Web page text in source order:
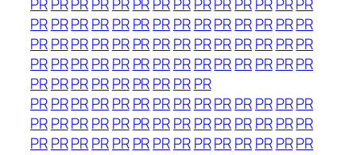
PRPRPRPRPR PRPRPRPRPRPRPR PRPR
PRPRPRPRPR PRPRPRPRPRPRPR PRPR
PRPRPRPRPR PRPRPRPRPRPRPR PRPR
PRPRPRPRPR PRPRPRPR
PRPRPRPRPR PRPRPRPRPRPRPR PRPR
PRPRPRPRPR PRPRPRPRPRPRPR PRPR
PRPRPRPRPR PRPRPRPRPRPRPR PRPR